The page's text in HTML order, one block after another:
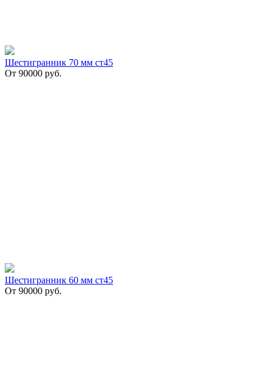
Шестигранник 70 мм ст45
От 90000 руб.
Шестигранник 60 мм ст45
От 90000 руб.